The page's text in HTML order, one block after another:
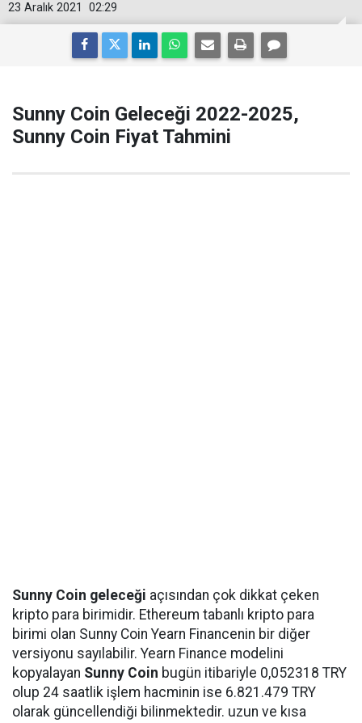
02:29
23 Aralık 2021
Sunny Coin Geleceği 2022-2025,
Sunny Coin Fiyat Tahmini
Sunny Coin geleceği açısından çok dikkat çeken
kripto para birimidir. Ethereum tabanlı kripto para
birimi olan Sunny Coin Yearn Financenin bir diğer
versiyonu sayılabilir. Yearn Finance modelini
kopyalayan Sunny Coin bugün itibariyle 0,052318 TRY
olup 24 saatlik işlem hacminin ise 6.821.479 TRY
olarak güncellendiği bilinmektedir. uzun ve kısa